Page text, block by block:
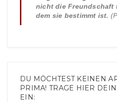
nicht die Freundschaft
dem sie bestimmt ist.
DU MÖCHTEST KEINEN
PRIMA! TRAGE HIER
EIN: